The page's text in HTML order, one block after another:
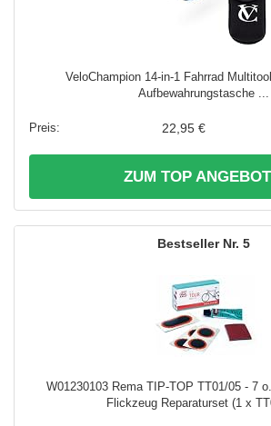
VeloChampion 14-in-1 Fahrrad
Aufbewahrungstasche ...
22,95 €
ZUM TOP
5
W01230103 Rema TIP-TOP TT01/05 - 7
Flickzeug Reparaturset (1 x